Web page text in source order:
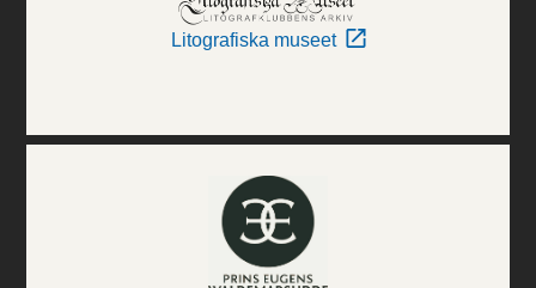
Litografiska museet